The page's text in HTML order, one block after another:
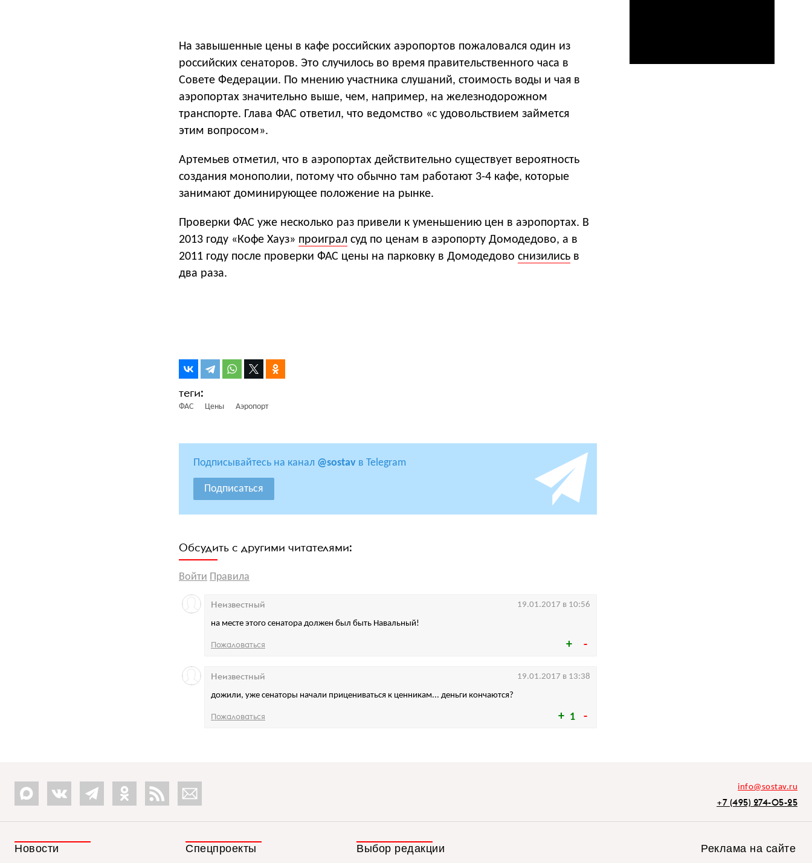
На завышенные цены в кафе российских аэропортов пожаловался один из
российских сенаторов. Это случилось во время правительственного часа в
Совете Федерации. По мнению участника слушаний, стоимость воды и чая в
аэропортах значительно выше, чем, например, на железнодорожном
транспорте. Глава ФАС ответил, что ведомство «с удовольствием займется
этим вопросом».
Артемьев отметил, что в аэропортах действительно существует вероятность
создания монополии, потому что обычно там работают 3-4 кафе, которые
занимают доминирующее положение на рынке.
Проверки ФАС уже несколько раз привели к уменьшению цен в аэропортах. В
2013 году «Кофе Хауз» проиграл суд по ценам в аэропорту Домодедово, а в
2011 году после проверки ФАС цены на парковку в Домодедово снизились в
два раза.
ФАС Цены Аэропорт
Подписывайтесь на канал @sostav в Telegram
Подписаться
Обсудить с другими читателями:
Войти Правила
на месте этого сенатора должен был быть Навальный!
Неизвестный 19.01.2017 в 10:56
Пожаловаться
1
дожили, уже сенаторы начали прицениваться к ценникам... деньги кончаются?
Неизвестный 19.01.2017 в 13:38
Пожаловаться
info@sostav.ru
+7 (495) 274-05-25
Новости Спецпроекты Выбор редакции Реклама на сайте